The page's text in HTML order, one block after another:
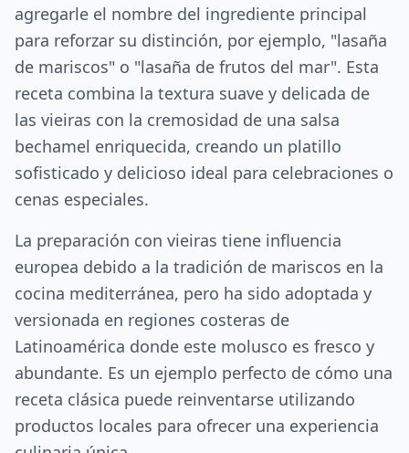
agregarle el nombre del ingrediente principal
para reforzar su distinción, por ejemplo, "lasaña
de mariscos" o "lasaña de frutos del mar". Esta
receta combina la textura suave y delicada de
las vieiras con la cremosidad de una salsa
bechamel enriquecida, creando un platillo
sofisticado y delicioso ideal para celebraciones o
cenas especiales.
La preparación con vieiras tiene influencia
europea debido a la tradición de mariscos en la
cocina mediterránea, pero ha sido adoptada y
versionada en regiones costeras de
Latinoamérica donde este molusco es fresco y
abundante. Es un ejemplo perfecto de cómo una
receta clásica puede reinventarse utilizando
productos locales para ofrecer una experiencia